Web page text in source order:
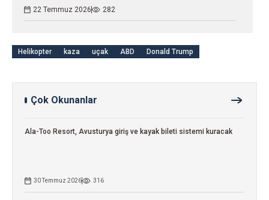
22 Temmuz 2026 282
Helikopter kaza uçak ABD Donald Trump
Çok Okunanlar
Ala-Too Resort, Avusturya giriş ve kayak bileti sistemi kuracak
30 Temmuz 2026 316